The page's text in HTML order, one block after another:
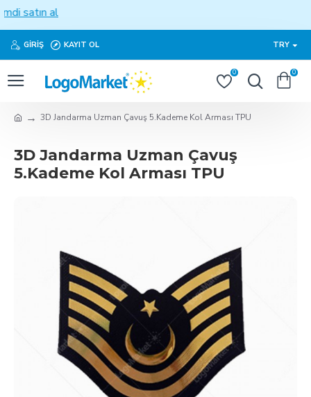
satın al
GIRIŞ KAYIT OL TRY
0 0
3D Jandarma Uzman Çavuş 5.Kademe Kol Arması TPU
3D Jandarma Uzman Çavuş
5.Kademe Kol Arması TPU